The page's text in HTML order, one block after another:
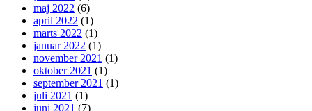
maj 2022 (6)
april 2022 (1)
marts 2022 (1)
januar 2022 (1)
november 2021 (1)
oktober 2021 (1)
september 2021 (1)
juli 2021 (1)
juni 2021 (7)